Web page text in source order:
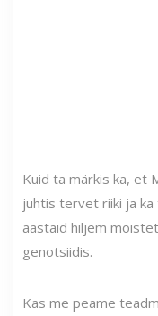
Kuid ta märkis ka, et
juhtis tervet riiki ja ka
aastaid hiljem
genotsiidis.
Kas me peame